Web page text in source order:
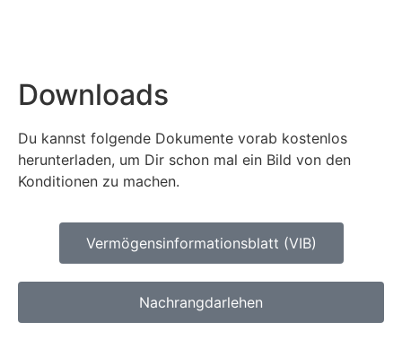
Downloads
Du kannst folgende Dokumente vorab kostenlos
herunterladen, um Dir schon mal ein Bild von den
Konditionen zu machen.
Vermögensinformationsblatt (VIB)
Nachrangdarlehen